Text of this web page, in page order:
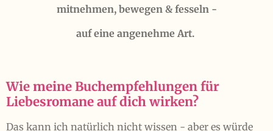
mitnehmen, bewegen & fesseln -
auf eine angenehme Art.
Wie meine Buchempfehlungen für
Liebesromane auf dich wirken?
Das kann ich natürlich nicht wissen - aber es würde